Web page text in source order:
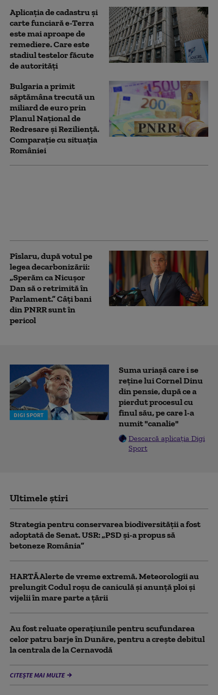
Aplicaţia de cadastru şi
carte funciară e-Terra
este mai aproape de
remediere. Care este
stadiul testelor făcute
de autorități
Bulgaria a primit
săptămâna trecută un
miliard de euro prin
Planul Naţional de
Redresare şi Rezilienţă.
Comparație cu situația
României
Pîslaru, după votul pe
legea decarbonizării:
„Sperăm ca Nicușor
Dan să o retrimită în
Parlament.” Câți bani
din PNRR sunt în
pericol
DIGI SPORT
Suma uriașă care i se
reține lui Cornel Dinu
din pensie, după ce a
pierdut procesul cu
finul său, pe care l-a
numit "canalie"
Descarcă aplicația Digi
Sport
Ultimele știri
Strategia pentru conservarea biodiversității a fost
adoptată de Senat. USR: „PSD și-a propus să
betoneze România”
HARTĂ Alerte de vreme extremă. Meteorologii au
prelungit Codul roșu de caniculă și anunță ploi și
vijelii în mare parte a țării
Au fost reluate operațiunile pentru scufundarea
celor patru barje în Dunăre, pentru a crește debitul
la centrala de la Cernavodă
CITEȘTE MAI MULTE